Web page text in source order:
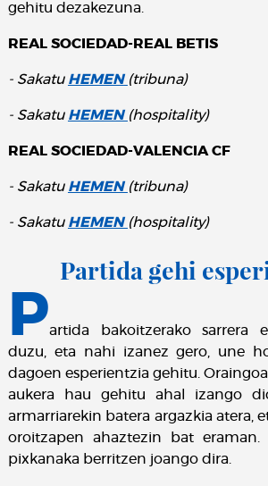
gehitu dezakezuna.
REAL SOCIEDAD-REAL BETIS
- Sakatu HEMEN (tribuna)
- Sakatu HEMEN (hospitality)
REAL SOCIEDAD-VALENCIA CF
- Sakatu HEMEN (tribuna)
- Sakatu HEMEN (hospitality)
Partida gehi
Partida bakoitzerako sarrera
duzu, eta nahi izanez gero, une
dagoen esperientzia gehitu.
aukera hau gehitu ahal izango
armarriarekin batera argazkia atera,
oroitzapen ahaztezin bat eraman.
pixkanaka berritzen joango dira.